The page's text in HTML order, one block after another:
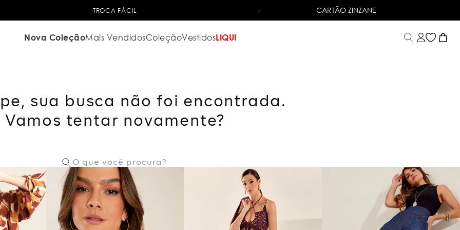
TROCA FÁCIL 6X SEM JUROSNO CARTÃO DE CRÉDITO
CARTÃO ZINZANE
Nova ColeçãoMais VendidosColeçãoVestidosLIQUI
sua busca não foi encontrada.
Vamos tentar novamente?